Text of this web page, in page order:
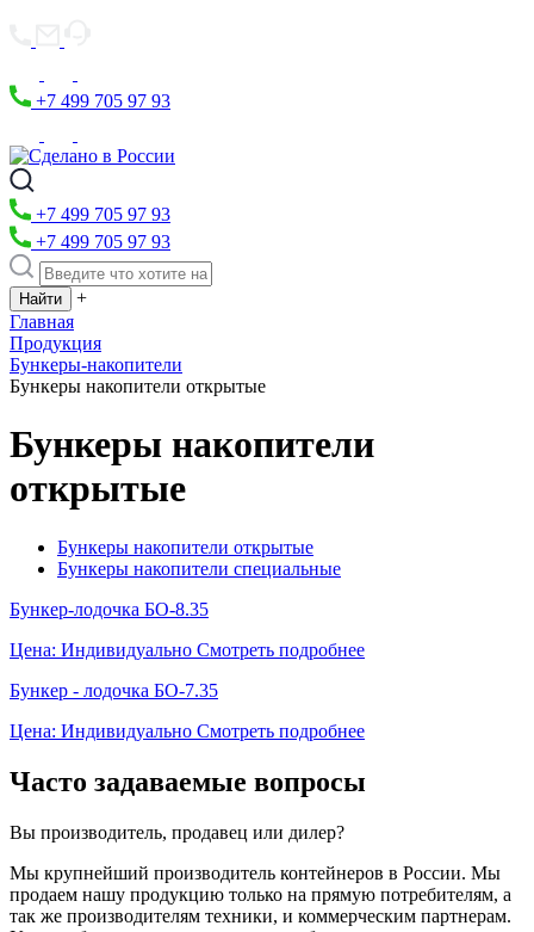
+7 499 705 97 93
+7 499 705 97 93
+7 499 705 97 93
+
Главная
Продукция
Бункеры-накопители
Бункеры накопители открытые
Бункеры накопители
открытые
Бункеры накопители открытые
Бункеры накопители специальные
Бункер-лодочка БО-8.35
Цена: Индивидуально Смотреть подробнее
Бункер - лодочка БО-7.35
Цена: Индивидуально Смотреть подробнее
Часто задаваемые вопросы
Вы производитель, продавец или дилер?
Мы крупнейший производитель контейнеров в России. Мы
продаем нашу продукцию только на прямую потребителям, а
так же производителям техники, и коммерческим партнерам.